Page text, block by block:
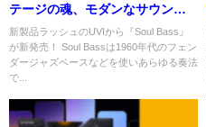
テージの魂、モダンなサウンド
のベース音源が新発売！イント
ロセール40%OFF！
新製品ラッシュのUVIから『Soul Bass』
が新発売！ Soul Bassは1960年代のフェン
ダージャズベースなどを使いあらゆる奏法
で...